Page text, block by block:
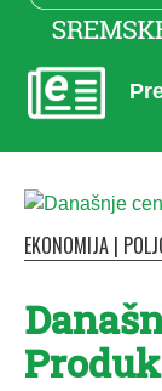
EKONOMIJA |